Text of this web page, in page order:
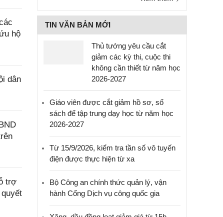
hộ
dân
trợ
TIN VĂN BẢN MỚI
Thủ tướng yêu cầu cắt
giảm các kỳ thi, cuộc thi
không cần thiết từ năm học
2026-2027
Giáo viên được cắt giảm hồ sơ, sổ
sách để tập trung dạy học từ năm học
2026-2027
Từ 15/9/2026, kiểm tra tần số vô tuyến
điện được thực hiện từ xa
Bộ Công an chính thức quản lý, vận
hành Cổng Dịch vụ công quốc gia